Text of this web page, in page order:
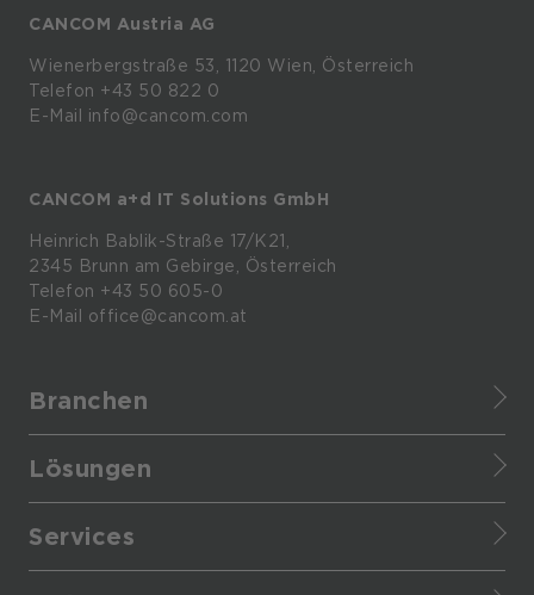
CANCOM Austria AG
Wienerbergstraße 53, 1120 Wien, Österreich
Telefon +43 50 822 0
E-Mail info@cancom.com
CANCOM a+d IT Solutions GmbH
Heinrich Bablik-Straße 17/K21,
2345 Brunn am Gebirge, Österreich
Telefon +43 50 605-0
E-Mail office@cancom.at
Branchen
Healthcare
Lösungen
Cloud Data Platform
Services